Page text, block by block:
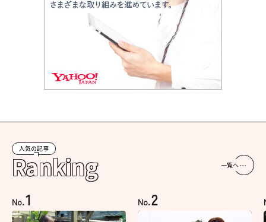
人気の記事
Ranking 一覧へ
No.1 No.2